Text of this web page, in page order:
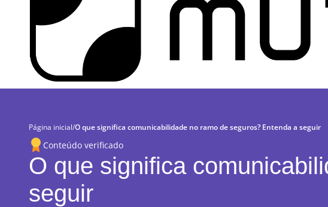
Página inicial/O que significa comunicabilidade no ramo de seguros? Entenda a seguir
Conteúdo verificado
O que significa
seguir